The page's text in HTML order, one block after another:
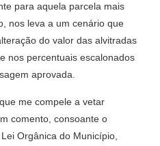
para aquela parcela mais
nos leva a um cenário que
do valor das alvitradas
nos percentuais escalonados
aprovada.
me compele a vetar
comento, consoante o
Orgânica do Município,